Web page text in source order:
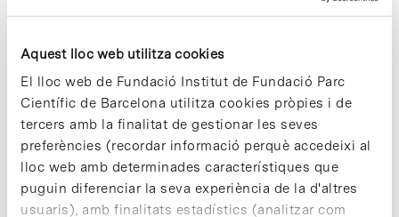
Aquest lloc web utilitza cookies
El lloc web de Fundació Institut de Fundació Parc
Científic de Barcelona utilitza cookies pròpies i de
tercers amb la finalitat de gestionar les seves
preferències (recordar informació perquè accedeixi al
lloc web amb determinades característiques que
puguin diferenciar la seva experiència de la d'altres
usuaris), amb finalitats estadístics (analitzar com
Share Share